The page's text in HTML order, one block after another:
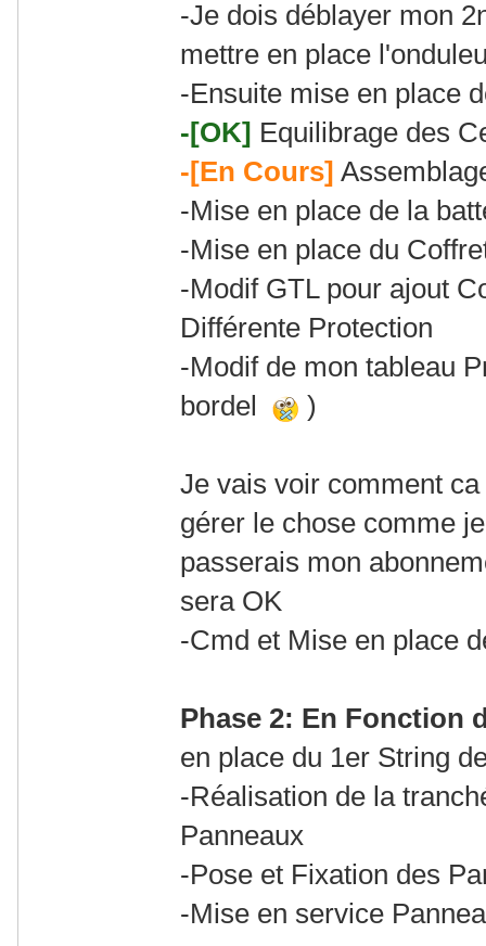
-Je dois déblayer mon
mettre en place
-Ensuite mise en place
-[OK] Equilibrage des
-[En Cours]
-Mise en place de la
-Mise en place du
-Modif GTL pour ajout
Différente Protection
-Modif de mon tableau
bordel
)
Je vais voir comment
gérer le chose comme
passerais mon
sera OK
-Cmd et Mise en place
Phase 2: En Fonction
en place du 1er String
-Réalisation de la
Panneaux
-Pose et Fixation des
-Mise en service